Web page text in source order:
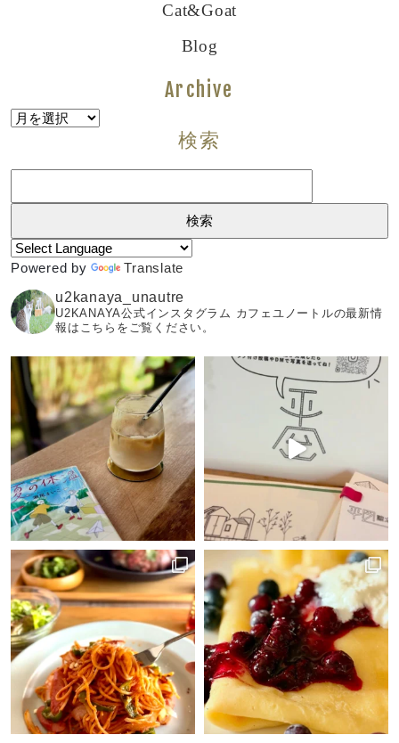
Cat&goat
Blog
Archive
Archive
検索
Powered by
Translate
u2kanaya_unautre
U2KANAYA公式インスタグラム カフェユノートルの最新情
報はこちらをご覧ください。